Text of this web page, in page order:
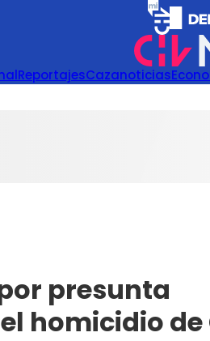
ReportajesCazanoticias
presunta
homicidio